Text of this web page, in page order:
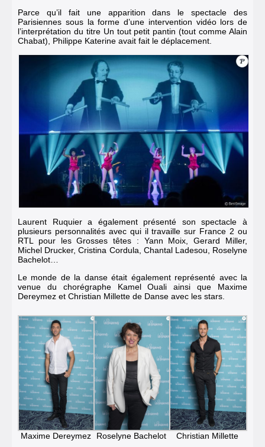
Parce qu’il fait une apparition dans le spectacle des
Parisiennes sous la forme d’une intervention vidéo lors de
l’interprétation du titre Un tout petit pantin (tout comme Alain
Chabat), Philippe Katerine avait fait le déplacement.
Laurent Ruquier a également présenté son spectacle à
plusieurs personnalités avec qui il travaille sur France 2 ou
RTL pour les Grosses têtes : Yann Moix, Gerard Miller,
Michel Drucker, Cristina Cordula, Chantal Ladesou, Roselyne
Bachelot…
Le monde de la danse était également représenté avec la
venue du chorégraphe Kamel Ouali ainsi que Maxime
Dereymez et Christian Millette de Danse avec les stars.
Maxime Dereymez Roselyne Bachelot Christian Millette